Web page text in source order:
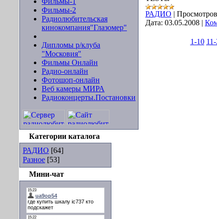
Фильмы-2
Радиолюбительская
кинокомпания"Глазомер"
Дипломы р/клуба
"Московия"
Фильмы Онлайн
Радио-онлайн
Фотошоп-онлайн
Веб камеры МИРА
Радиоконцерты.Постановки
Категории каталога
РАДИО [64]
Разное [53]
Мини-чат
РАДИО |
Дата: 03.05.2008 |
1-10